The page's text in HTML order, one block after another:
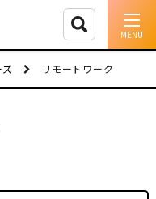
報
リモートワーク